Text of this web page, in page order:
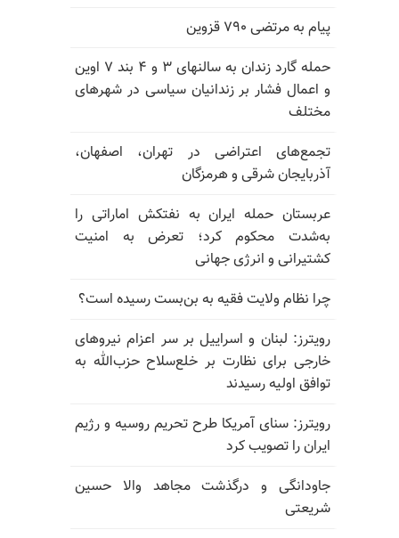
پیام به مرتضی ۷۹۰ قزوین
حمله گارد زندان به سالنهای ۳ و ۴ بند ۷ اوین
و اعمال فشار بر زندانیان سیاسی در شهرهای
مختلف
تجمع‌های اعتراضی در تهران، اصفهان،
آذربایجان شرقی و هرمزگان
عربستان حمله ایران به نفتکش اماراتی را
به‌شدت محکوم کرد؛ تعرض به امنیت
کشتیرانی و انرژی جهانی
چرا نظام ولایت فقیه به بن‌بست رسیده است؟
رویترز: لبنان و اسراییل بر سر اعزام نیروهای
خارجی برای نظارت بر خلع‌سلاح حزب‌الله به
توافق اولیه رسیدند
رویترز: سنای آمریکا طرح تحریم روسیه و رژیم
ایران را تصویب کرد
جاودانگی و درگذشت مجاهد والا حسین
شریعتی